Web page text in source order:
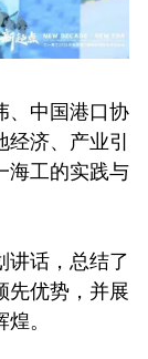
、中国港口协
经济、产业引
海工的实践与
讲话，总结了
先优势，并展
。